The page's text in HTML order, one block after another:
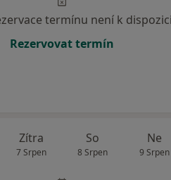
termínu není k dispozici
Rezervovat termín
Zítra
7 Srpen
So
8 Srpen
Ne
9 Srpen